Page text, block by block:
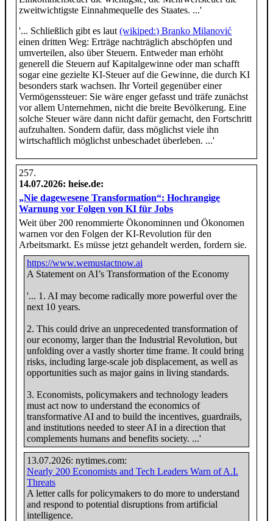
zweitwichtigste Einnahmequelle des Staates. ...'
'... Schließlich gibt es laut(wikiped:) Branko Milanović
einen dritten Weg: Erträge nachträglich abschöpfen und
umverteilen, also über Steuern. Entweder man erhöht
generell die Steuern auf Kapitalgewinne oder man schafft
sogar eine gezielte KI‑Steuer auf die Gewinne, die durch KI
besonders stark wachsen. Ihr Vorteil gegenüber einer
Vermögenssteuer: Sie wäre enger gefasst und träfe zunächst
vor allem Unternehmen, nicht die breite Bevölkerung. Eine
solche Steuer wäre dann nicht dafür gemacht, den Fortschritt
aufzuhalten. Sondern dafür, dass möglichst viele ihn
wirtschaftlich möglichst unbeschadet überleben. ...'
14.07.2026: heise.de:
„Nie dagewesene Transformation“: Hochrangige
Warnung vor Folgen von KI für Jobs
Weit über 200 renommierte Ökonominnen und Ökonomen
warnen vor den Folgen der KI-Revolution für den
Arbeitsmarkt. Es müsse jetzt gehandelt werden, fordern sie.
https://www.wemustactnow.ai
A Statement on AI’s Transformation of the Economy
'... 1. AI may become radically more powerful over the
next 10 years.
2. This could drive an unprecedented transformation of
our economy, larger than the Industrial Revolution, but
unfolding over a vastly shorter time frame. It could bring
risks, including large-scale job displacement, as well as
opportunities such as major gains in living standards.
3. Economists, policymakers and technology leaders
must act now to understand the economics of
transformative AI and to build the incentives, guardrails,
and institutions needed to steer AI in a direction that
complements humans and benefits society. ...'
13.07.2026: nytimes.com:
Nearly 200 Economists and Tech Leaders Warn of A.I.
Threats
A letter calls for policymakers to do more to understand
and respond to potential disruptions from artificial
intelligence.